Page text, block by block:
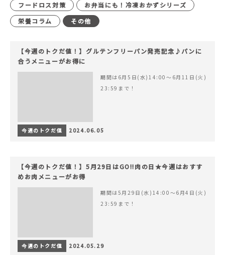
フードロス対策
お弁当にも！冷凍おかずシリーズ
栄養コラム
その他
【今週のトクだ値！】グルテンフリーパン発売記念♪パンに
合うメニューがお得に
期間は6月5日(水)14:00〜6月11日(火)
23:59まで！
今週のトクだ値 2024.06.05
【今週のトクだ値！】5月29日はGO!!肉の日★今週はおすす
めお肉メニューがお得
期間は5月29日(水)14:00〜6月4日(火)
23:59まで！
今週のトクだ値 2024.05.29